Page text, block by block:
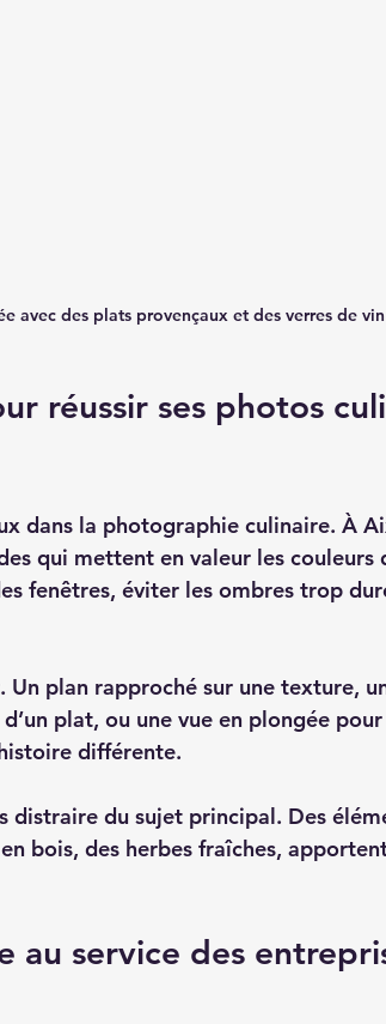
avec des plats provençaux et des verres de vin
réussir ses photos
dans la photographie culinaire. À
qui mettent en valeur les couleurs
fenêtres, éviter les ombres trop
plan rapproché sur une texture,
plat, ou une vue en plongée
différente.
distraire du sujet principal. Des
bois, des herbes fraîches,
au service des